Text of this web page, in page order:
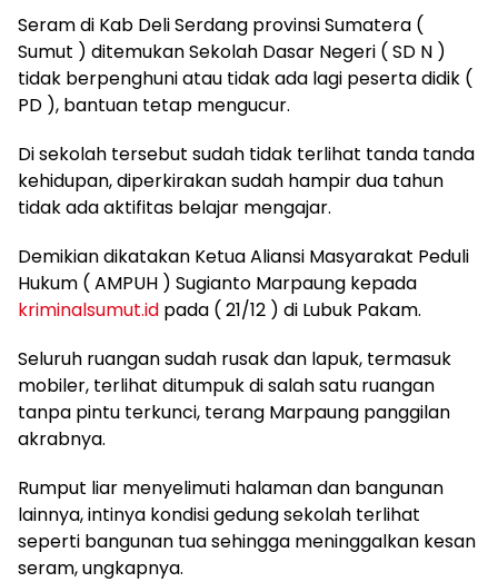
Seram di Kab Deli Serdang provinsi Sumatera (
Sumut ) ditemukan Sekolah Dasar Negeri ( SD N )
tidak berpenghuni atau tidak ada lagi peserta didik (
PD ), bantuan tetap mengucur.
Di sekolah tersebut sudah tidak terlihat tanda tanda
kehidupan, diperkirakan sudah hampir dua tahun
tidak ada aktifitas belajar mengajar.
Demikian dikatakan Ketua Aliansi Masyarakat Peduli
Hukum ( AMPUH ) Sugianto Marpaung kepada
kriminalsumut.id pada ( 21/12 ) di Lubuk Pakam.
Seluruh ruangan sudah rusak dan lapuk, termasuk
mobiler, terlihat ditumpuk di salah satu ruangan
tanpa pintu terkunci, terang Marpaung panggilan
akrabnya.
Rumput liar menyelimuti halaman dan bangunan
lainnya, intinya kondisi gedung sekolah terlihat
seperti bangunan tua sehingga meninggalkan kesan
seram, ungkapnya.